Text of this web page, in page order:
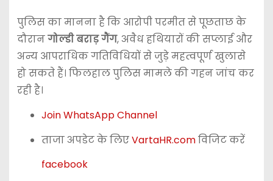
पुलिस का मानना है कि आरोपी परमीत से पूछताछ के
दौरानगोल्डी बराड़ गैंग, अवैध हथियारों की सप्लाई और
अन्य आपराधिक गतिविधियों से जुड़े महत्वपूर्ण खुलासे
हो सकते हैं। फिलहाल पुलिस मामले की गहन जांच कर
रही है।
Join WhatsApp Channel
ताजा अपडेट के लिएVartaHR.comविजिट करें
facebook